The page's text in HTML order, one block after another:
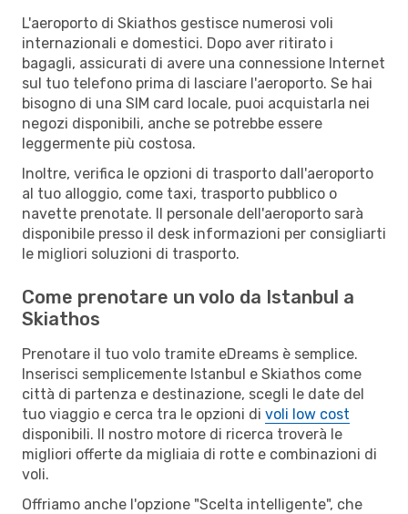
L'aeroporto di Skiathos gestisce numerosi voli
internazionali e domestici. Dopo aver ritirato i
bagagli, assicurati di avere una connessione Internet
sul tuo telefono prima di lasciare l'aeroporto. Se hai
bisogno di una SIM card locale, puoi acquistarla nei
negozi disponibili, anche se potrebbe essere
leggermente più costosa.
Inoltre, verifica le opzioni di trasporto dall'aeroporto
al tuo alloggio, come taxi, trasporto pubblico o
navette prenotate. Il personale dell'aeroporto sarà
disponibile presso il desk informazioni per consigliarti
le migliori soluzioni di trasporto.
Come prenotare un volo da Istanbul a
Skiathos
Prenotare il tuo volo tramite eDreams è semplice.
Inserisci semplicemente Istanbul e Skiathos come
città di partenza e destinazione, scegli le date del
tuo viaggio e cerca tra le opzioni di voli low cost
disponibili. Il nostro motore di ricerca troverà le
migliori offerte da migliaia di rotte e combinazioni di
voli.
Offriamo anche l'opzione "Scelta intelligente", che